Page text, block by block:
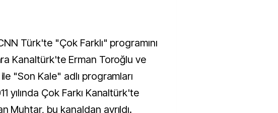
Türk'te "Çok Farklı" programını
Kanaltürk'te Erman Toroğlu ve
"Son Kale" adlı programları
yılında Çok Farkı Kanaltürk'te
Muhtar, bu kanaldan ayrıldı.